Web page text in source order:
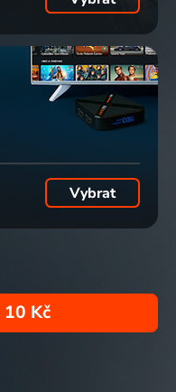
Vybrat
10 Kč